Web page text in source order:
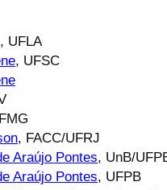
, UFLA
, UFSC
, FACC/UFRJ
Araújo Pontes, UnB/
Araújo Pontes, UFPB